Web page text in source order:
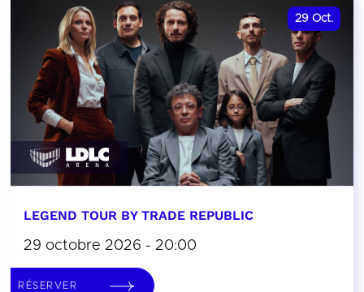
29 Oct.
LEGEND TOUR BY TRADE REPUBLIC
29 octobre 2026 - 20:00
RÉSERVER